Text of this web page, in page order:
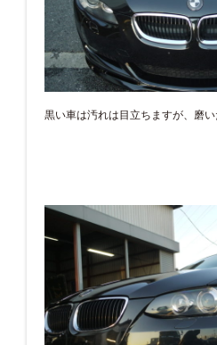
黒い車は汚れは目立ちますが、磨